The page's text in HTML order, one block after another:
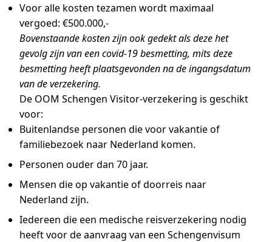
Voor alle kosten tezamen wordt maximaal
vergoed: €500.000,-
Bovenstaande kosten zijn ook gedekt als deze het
gevolg zijn van een covid-19 besmetting, mits deze
besmetting heeft plaatsgevonden na de ingangsdatum
van de verzekering.
De OOM Schengen Visitor-verzekering is geschikt
voor:
Buitenlandse personen die voor vakantie of
familiebezoek naar Nederland komen.
Personen ouder dan 70 jaar.
Mensen die op vakantie of doorreis naar
Nederland zijn.
Iedereen die een medische reisverzekering nodig
heeft voor de aanvraag van een Schengenvisum